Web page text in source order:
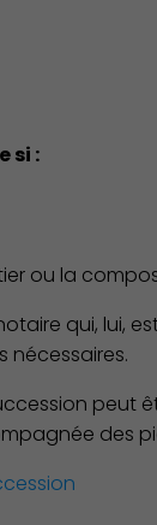
si :
ou la
qui, lui,
nécessaires.
peut
des